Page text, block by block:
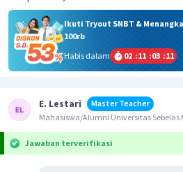
Ikuti Tryout SNBT &
100rb
Habis dalam
02 :11 :03 :11
E. Lestari
Master Teacher
Mahasiswa/Alumni Universitas Sebelas
Jawaban terverifikasi